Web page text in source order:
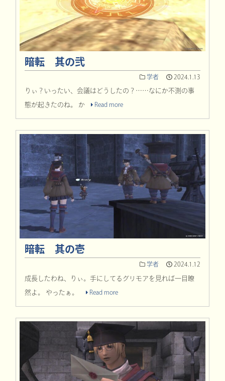
暗転 其の弐
学者 2024.1.13
りぃ？いったい、会議はどうしたの？……なにか不測の事
態が起きたのね。 か Read more
暗転 其の壱
学者 2024.1.12
成長したわね、りぃ。手にしてるグリモアを見れば一目瞭
然よ。 やったぁ。 Read more